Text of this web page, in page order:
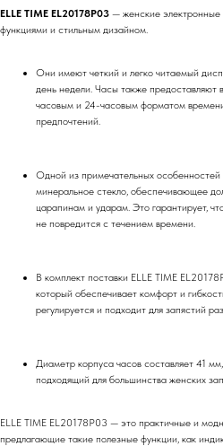
ELLE TIME EL20178P03 — женские
функциями и стильным дизайном.
Они имеют четкий и легко читаемый
день недели. Часы также
часовым и 24-часовым форматом
предпочтений.
Одной из примечательных особенностей
минеральное стекло, обеспечивающее
царапинам и ударам. Это гарантирует,
не повредится с течением времени.
В комплект поставки ELLE TIME
который обеспечивает комфорт и
регулируется и подходит для запястий
Диаметр корпуса часов составляет 41
подходящий для большинства женских
ELLE TIME EL20178P03 — это практичные и
предлагающие такие полезные функции, как